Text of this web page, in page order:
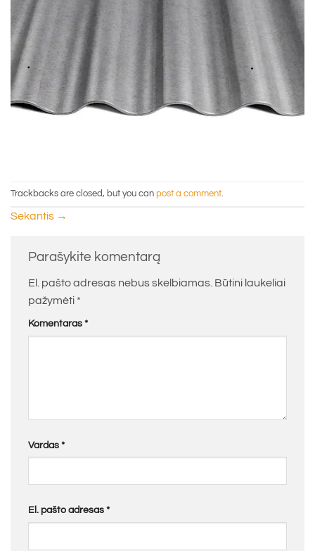
Trackbacks are closed, but you can post a comment
Sekantis →
Parašykite komentarą
El. pašto adresas nebus skelbiamas. Būtini laukeliai
pažymėti *
Komentaras *
Vardas *
El. pašto adresas *